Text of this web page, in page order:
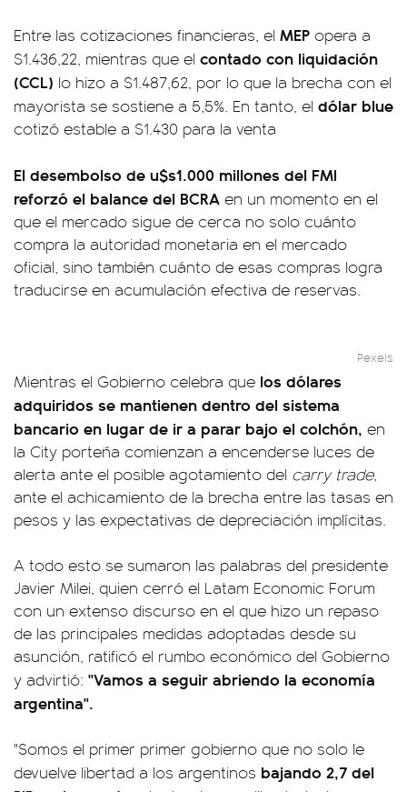
Entre las cotizaciones financieras, el MEP opera a
$1.436,22, mientras que el contado con liquidación
(CCL) lo hizo a $1.487,62, por lo que la brecha con el
mayorista se sostiene a 5,5%. En tanto, el dólar blue
cotizó estable a $1.430 para la venta
El desembolso de u$s1.000 millones del FMI
reforzó el balance del BCRA en un momento en el
que el mercado sigue de cerca no solo cuánto
compra la autoridad monetaria en el mercado
oficial, sino también cuánto de esas compras logra
traducirse en acumulación efectiva de reservas.
Pexels
Mientras el Gobierno celebra que los dólares
adquiridos se mantienen dentro del sistema
bancario en lugar de ir a parar bajo el colchón, en
la City porteña comienzan a encenderse luces de
alerta ante el posible agotamiento del carry trade,
ante el achicamiento de la brecha entre las tasas en
pesos y las expectativas de depreciación implícitas.
A todo esto se sumaron las palabras del presidente
Javier Milei, quien cerró el Latam Economic Forum
con un extenso discurso en el que hizo un repaso
de las principales medidas adoptadas desde su
asunción, ratificó el rumbo económico del Gobierno
y advirtió: "Vamos a seguir abriendo la economía
argentina".
"Somos el primer primer gobierno que no solo le
devuelve libertad a los argentinos bajando 2,7 del